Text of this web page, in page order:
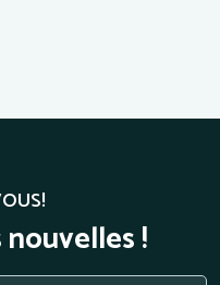
nouvelles !